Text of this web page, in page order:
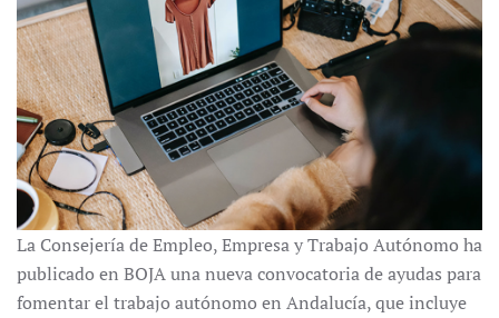
La Consejería de Empleo, Empresa y Trabajo Autónomo ha
publicado en BOJA una nueva convocatoria de ayudas para
fomentar el trabajo autónomo en Andalucía, que incluye